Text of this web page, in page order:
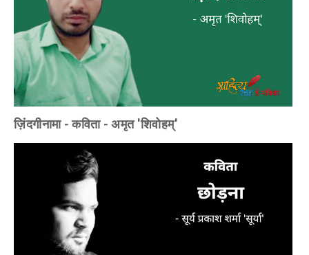
ज़िंदगीनामा - कविता - अमृत 'शिवोहम्'